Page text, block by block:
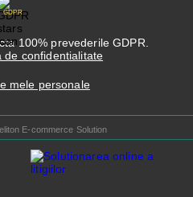
GDPR
100% prevederile GDPR.
de confidentialitate
mele personale
E-commerce Solution